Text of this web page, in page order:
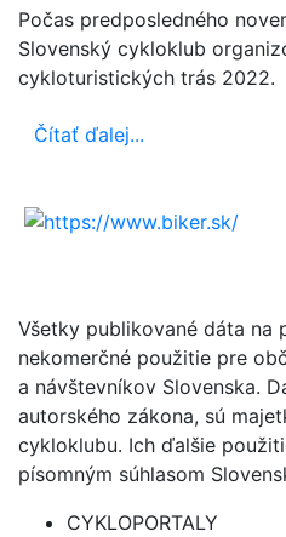
Počas predposledného
Slovenský cykloklub
cykloturistických trás 2022.
Čítať ďalej...
Všetky publikované dáta na
nekomerčné použitie pre
a návštevníkov Slovenska.
autorského zákona, sú
cykloklubu. Ich ďalšie
písomným súhlasom
CYKLOPORTALY